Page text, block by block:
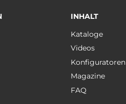
INHALT
Kataloge
Videos
Konfiguratoren
Magazine
FAQ